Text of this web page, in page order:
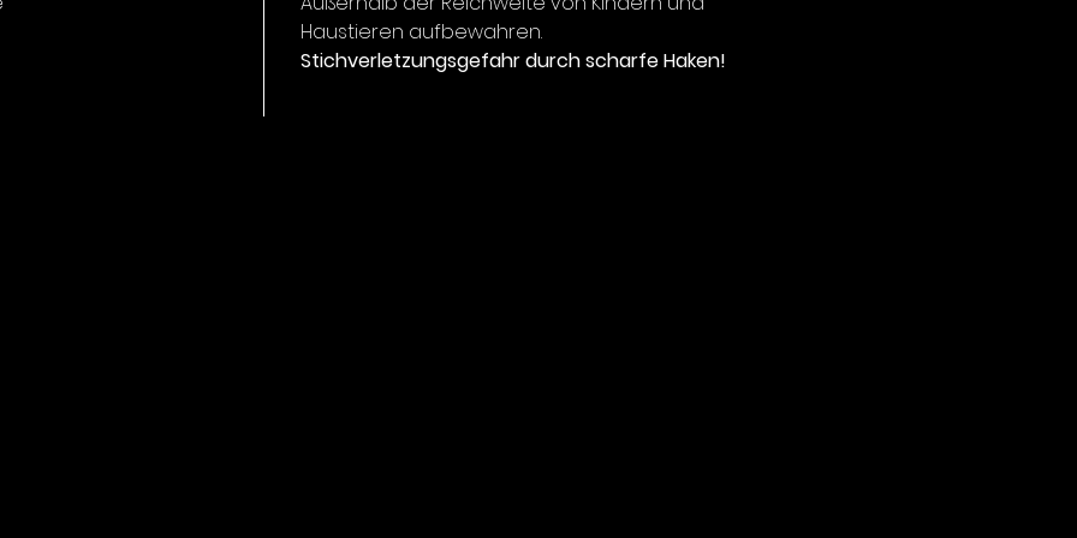
und überzeugt Forellen selbst in
Phasen, in denen sie nur zögerlich
Haustieren aufbewahren.
Stichverletzungsgefahr durch scharfe Haken!